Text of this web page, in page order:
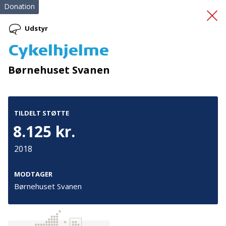
Førstehjælpskursus
Donation
Udstyr
Cykelhjelme
Børnehuset Svanen
TILDELT STØTTE
8.125 kr.
2018
MODTAGER
Børnehuset Svanen
Tilmeld nyhedsbrev
De seneste nyheder om TrygFondens og TryghedsGruppens
aktiviteter direkte i din indbakke.